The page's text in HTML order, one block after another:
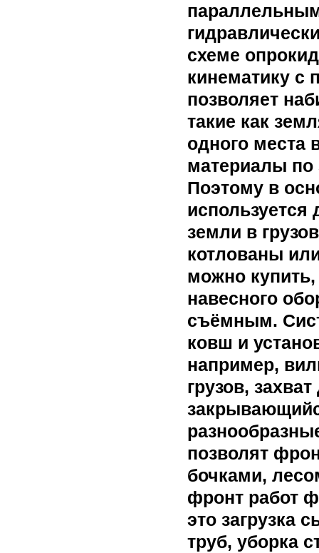
схеме
кинематику
позволяет
такие как
одного места
материалы по
Поэтому в
используется
земли в
котлованы
можно
навесного
съёмным.
ковш и
например,
грузов,
позволят
бочками,
фронт работ
это загрузка
труб, уборка